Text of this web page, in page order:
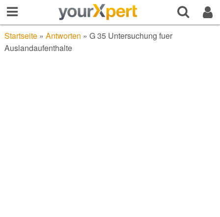
Startseite» Antworten » G 35 Untersuchung fuer
Auslandaufenthalte